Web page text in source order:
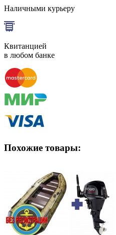
Наличными курьеру
Квитанцией
в любом банке
Похожие товары: